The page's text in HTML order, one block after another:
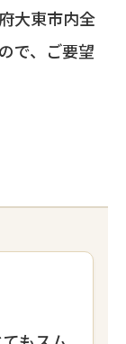
大東市内全
で、ご要望